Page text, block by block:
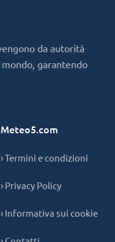
da autorità
garantendo
Meteo5.com
› Termini e condizioni
› Privacy Policy
› Informativa sui cookie